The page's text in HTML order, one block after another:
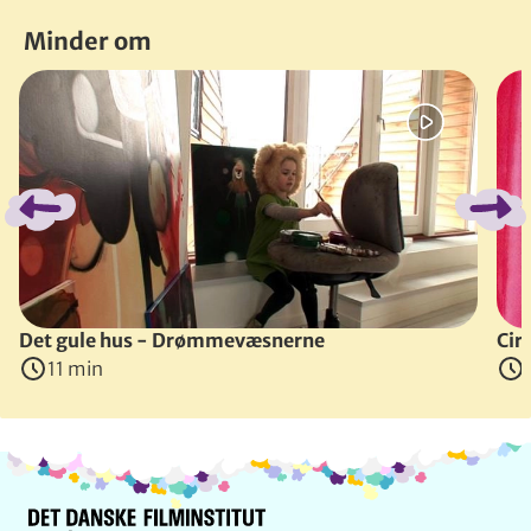
Minder om
Spring bånd over
Det gule hus - Drømmevæsnerne
11 min
Info og kontakt